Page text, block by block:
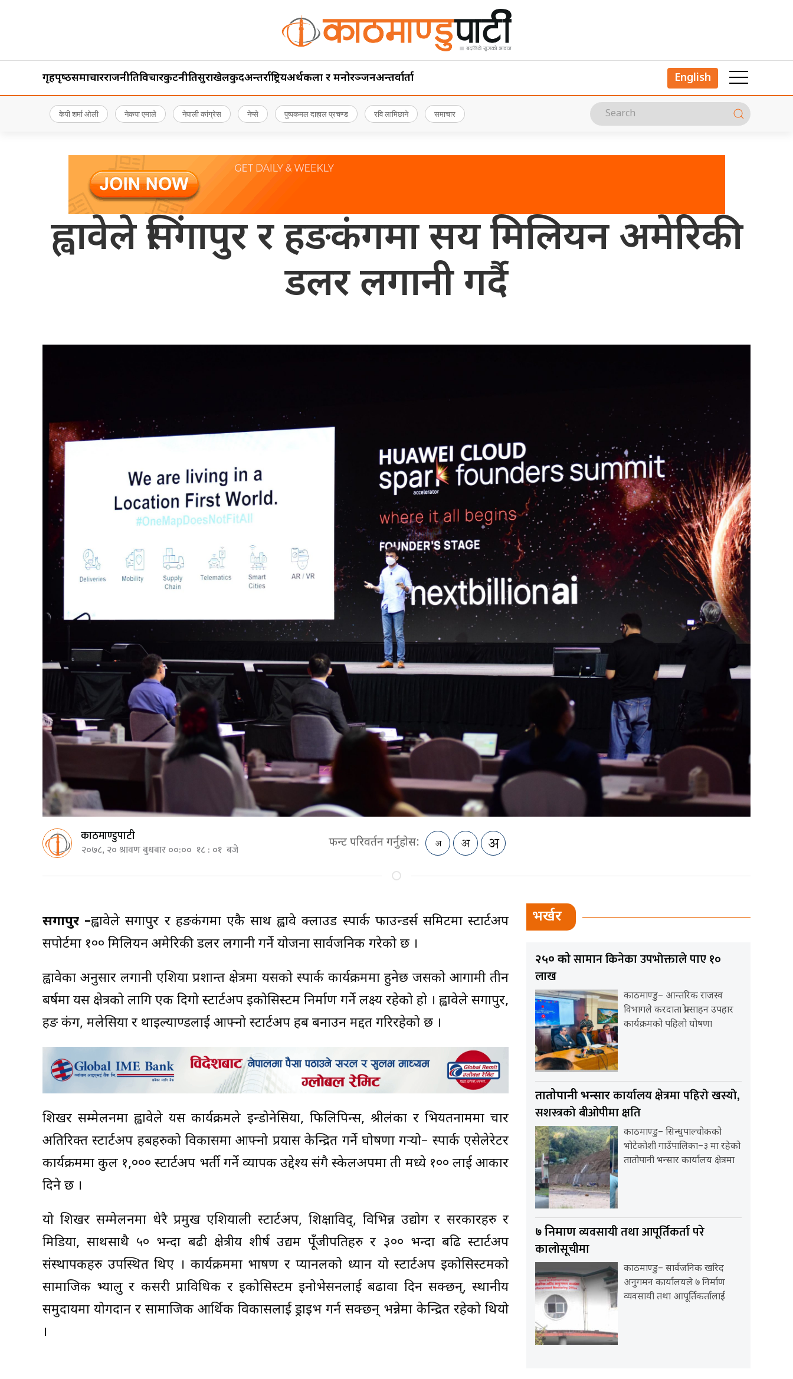
गृहपृष्‍ठसमाचारराजनीतिविचारकुटनीतिसुरक्षाखेलकुदअन्तर्राष्ट्रियअर्थकला र मनोरञ्जनअन्तर्वार्ता English
केपी शर्मा ओली नेकपा एमाले नेपाली कांग्रेस नेप्से पुष्पकमल दाहाल प्रचण्ड रवि लामिछाने समाचार
ह्वावेले सिंगापुर र हङकंगमा सय मिलियन अमेरिकी
डलर लगानी गर्दै
काठमाण्डुपाटी
२०७८, २० श्रावण बुधबार ००:०० १८ : ०१ बजे फन्ट परिवर्तन गर्नुहोस:
सिंगापुर –ह्वावेले सिंगापुर र हङकंगमा एकै साथ ह्वावे क्लाउड स्पार्क फाउन्डर्स समिटमा स्टार्टअप
सपोर्टमा १०० मिलियन अमेरिकी डलर लगानी गर्ने योजना सार्वजनिक गरेको छ ।
ह्वावेका अनुसार लगानी एशिया प्रशान्त क्षेत्रमा यसको स्पार्क कार्यक्रममा हुनेछ जसको आगामी तीन
बर्षमा यस क्षेत्रको लागि एक दिगो स्टार्टअप इकोसिस्टम निर्माण गर्ने लक्ष्य रहेको हाे । ह्वावेले सिंगापुर,
हङ कंग, मलेसिया र थाइल्याण्डलाई आफ्नो स्टार्टअप हब बनाउन मद्दत गरिरहेको छ ।
शिखर सम्मेलनमा ह्वावेले यस कार्यक्रमले इन्डोनेसिया, फिलिपिन्स, श्रीलंका र भियतनाममा चार
अतिरिक्त स्टार्टअप हबहरुको विकासमा आफ्नो प्रयास केन्द्रित गर्ने घोषणा गर्‍यो– स्पार्क एसेलेरेटर
कार्यक्रममा कुल १,००० स्टार्टअप भर्ती गर्ने व्यापक उद्देश्य संगै स्केलअपमा ती मध्ये १०० लाई आकार
दिने छ ।
यो शिखर सम्मेलनमा धेरै प्रमुख एशियाली स्टार्टअप, शिक्षाविद्, विभिन्न उद्योग र सरकारहरु र
मिडिया, साथसाथै ५० भन्दा बढी क्षेत्रीय शीर्ष उद्यम पूँजीपतिहरु र ३०० भन्दा बढि स्टार्टअप
संस्थापकहरु उपस्थित थिए । कार्यक्रममा भाषण र प्यानलको ध्यान यो स्टार्टअप इकोसिस्टमको
सामाजिक भ्यालु र कसरी प्राविधिक र इकोसिस्टम इनोभेसनलाई बढावा दिन सक्छन्, स्थानीय
समुदायमा योगदान र सामाजिक आर्थिक विकासलाई ड्राइभ गर्न सक्छन् भन्नेमा केन्द्रित रहेकाे थियो
।
भर्खर
२५० कोसामान किनेका उपभोक्ताले पाए १०
लाख
काठमाण्डु– आन्तरिक राजस्व
विभागले करदाता प्रोत्साहन उपहार
कार्यक्रमको पहिलो घोषणा
तातोपानी भन्सारकार्यालय क्षेत्रमा पहिरो खस्यो,
सशस्त्रको बीओपीमा क्षति
काठमाण्डु– सिन्धुपाल्चोकको
भोटेकोशी गाउँपालिका–३ मा रहेको
तातोपानी भन्सार कार्यालय क्षेत्रमा
७ निर्माणव्यवसायी तथा आपूर्तिकर्ता परे
कालोसूचीमा
काठमाण्डु– सार्वजनिक खरिद
अनुगमन कार्यालयले ७ निर्माण
व्यवसायी तथा आपूर्तिकर्तालाई